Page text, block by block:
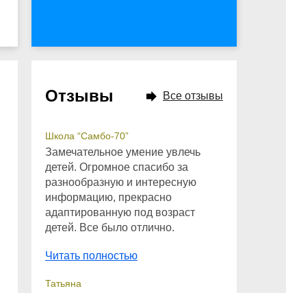
Отзывы Все отзывы
Школа “Самбо-70”
Замечательное умение увлечь
детей. Огромное спасибо за
разнообразную и интересную
информацию, прекрасно
адаптированную под возраст
детей. Все было отлично.
Читать полностью
Татьяна